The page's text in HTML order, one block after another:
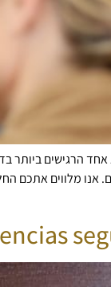
אחד הרגישים
אנו מלווים אתכם